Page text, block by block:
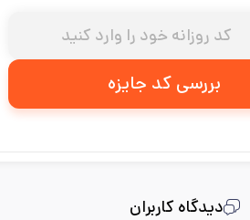
بررسی کد جایزه
دیدگاه کاربران